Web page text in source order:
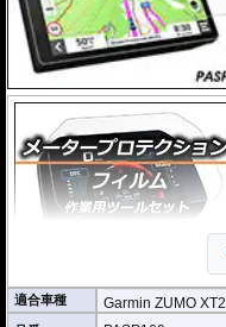
合わせたものをご利用いただけ
適合車種 Garmin ZUMO